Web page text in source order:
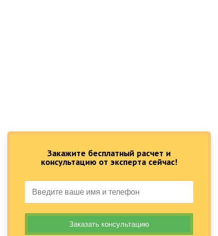
Закажите бесплатный расчет и
консультацию от эксперта сейчас!